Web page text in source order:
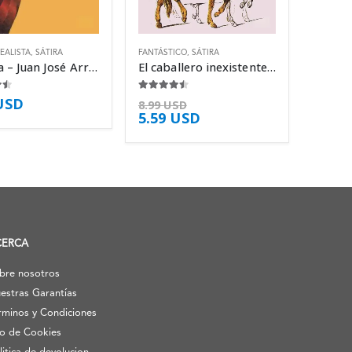
SÁTIRA
La feria – Juan José Arreola
FANTÁSTICO SÁTIRA
El caballero inexistente – Italo Calvino
8.99USD
5.59 USD
nosotros
Garantías
y Condiciones
de Cookies